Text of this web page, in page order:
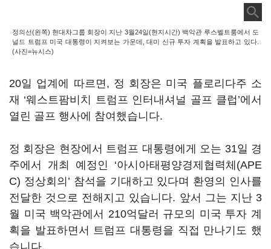
정의선(왼쪽) 현대차그룹 회장이 지난 3월24일(현지시간) 백악관 루스벨트룸에서 도
널드 트럼프 미국 대통령이 지켜보는 가운데, 대미 신규 투자 계획을 발표하고 있다.
(사진=뉴시스)
20일 업계에 따르면, 정 회장은 미국 플로리다주 소
재 ‘웨스트팜비치 트럼프 인터내셔널 골프 클럽’에서
열린 골프 행사에 참여했습니다.
정 회장은 현장에서 트럼프 대통령에게 오는 31일 경
주에서 개최 예정인 ‘아시아태평양경제협력체(APE
C) 정상회의’ 참석을 기대하고 있다며 환영의 인사를
전달한 것으로 전해지고 있습니다. 앞서 그는 지난 3
월 미국 백악관에서 210억달러 규모의 미국 투자 계
획을 발표하면서 트럼프 대통령을 직접 만나기도 했
습니다.